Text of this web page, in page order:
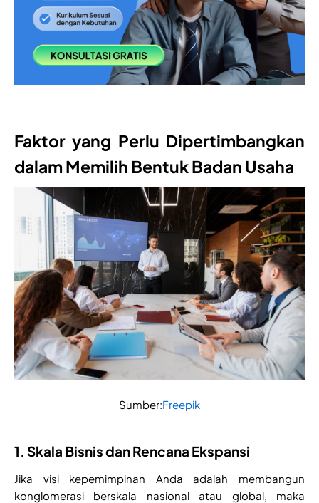
Faktor yang Perlu Dipertimbangkan
dalam Memilih Bentuk Badan Usaha
Sumber:Freepik
1. Skala Bisnis dan Rencana Ekspansi
Jika visi kepemimpinan Anda adalah membangun
konglomerasi berskala nasional atau global, maka